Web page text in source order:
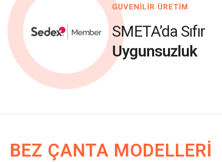
GÜVENİLİR ÜRETİM
SMETA’da Sıfır
Uygunsuzluk
BEZ ÇANTA MODELLERI